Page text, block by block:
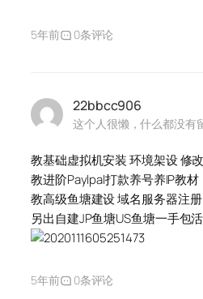
5年前 0条评论
22bbcc906
这个人很懒，什么都没有
教基础虚拟机安装 环境架设 修
教进阶Paylpal打款养号养IP教材
教高级鱼塘建设 域名服务器注
另出自建JP鱼塘US鱼塘一手包
5年前 0条评论